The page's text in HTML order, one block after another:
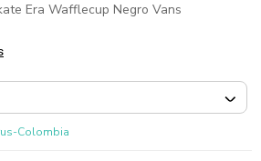
Era Wafflecup Negro Vans
Colombia